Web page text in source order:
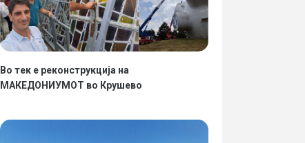
Во тек е реконструкција на
МАКЕДОНИУМОТ во Крушево